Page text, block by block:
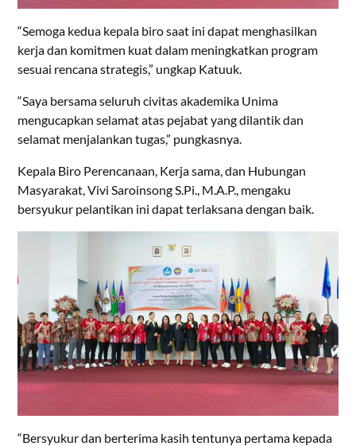
“Semoga kedua kepala biro saat ini dapat menghasilkan
kerja dan komitmen kuat dalam meningkatkan program
sesuai rencana strategis,” ungkap Katuuk.
“Saya bersama seluruh civitas akademika Unima
mengucapkan selamat atas pejabat yang dilantik dan
selamat menjalankan tugas,” pungkasnya.
Kepala Biro Perencanaan, Kerja sama, dan Hubungan
Masyarakat, Vivi Saroinsong S.Pi., M.A.P., mengaku
bersyukur pelantikan ini dapat terlaksana dengan baik.
“Bersyukur dan berterima kasih tentunya pertama kepada